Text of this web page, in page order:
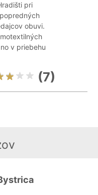
pri
obuvi.
v priebehu
(7)